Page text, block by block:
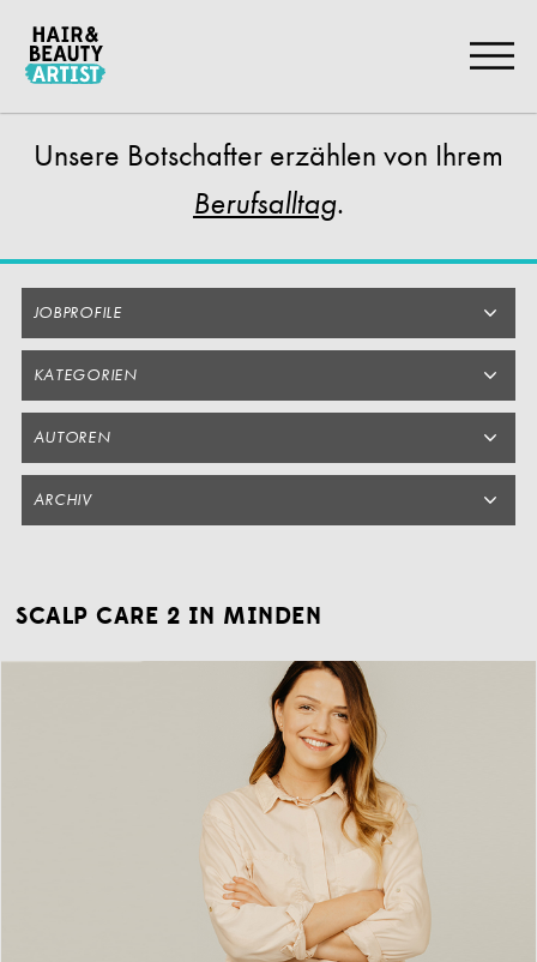
Artikel
Springen
Unsere Botschafter erzählen von Ihrem
Berufsalltag.
JOBPROFILE
KATEGORIEN
AUTOREN
ARCHIV
SCALP CARE 2 IN MINDEN